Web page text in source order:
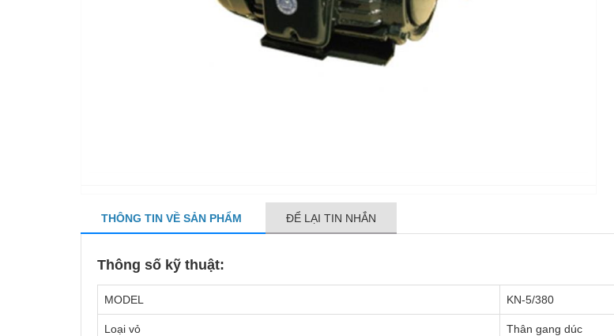
THÔNG TIN VỀ SẢN PHẨM ĐỂ LẠI TIN NHẮN
Thông số kỹ thuật:
MODEL KN-5/380
Loại vỏ Thân gang dúc